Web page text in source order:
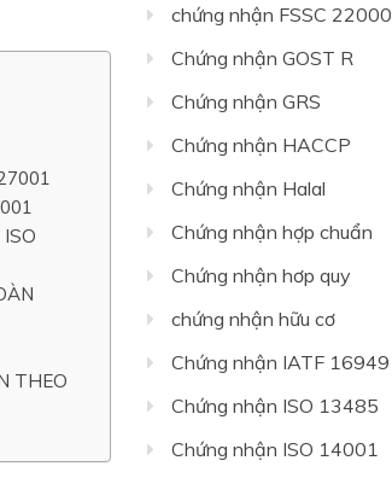
THEO
chứng nhận FSSC 22000
Chứng nhận GOST R
Chứng nhận GRS
Chứng nhận HACCP
Chứng nhận Halal
Chứng nhận hợp chuẩn
Chứng nhận hơp quy
chứng nhận hữu cơ
Chứng nhận IATF 16949
Chứng nhận ISO 13485
Chứng nhận ISO 14001